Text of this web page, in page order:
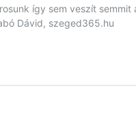
így sem veszít
Dávid, szeged365.hu